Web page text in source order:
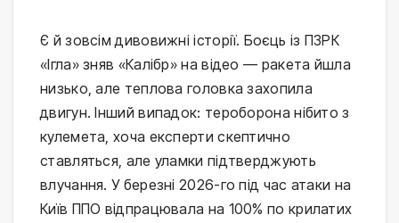
Є й зовсім дивовижні історії. Боєць із ПЗРК
«Ігла» зняв «Калібр» на відео — ракета йшла
низько, але теплова головка захопила
двигун. Інший випадок: тероборона нібито з
кулемета, хоча експерти скептично
ставляться, але уламки підтверджують
влучання. У березні 2026-го під час атаки на
Київ ППО відпрацювала на 100% по крилатих